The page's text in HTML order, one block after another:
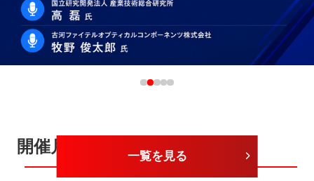
開催月から探す
一覧を見る